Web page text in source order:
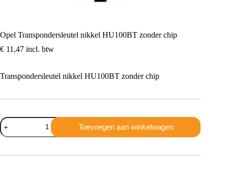
Opel Transpondersleutel nikkel HU100BT zonder chip
€ 11,47 incl. btw
Transpondersleutel nikkel HU100BT zonder chip
Opel
Transpondersleutel
nikkel
zonder
Toevoegen aan winkelwagen